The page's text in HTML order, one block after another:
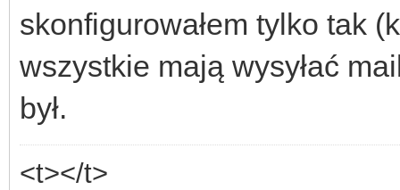
skonfigurowałem tylko tak
wszystkie mają wysyłać
był.
<t></t>